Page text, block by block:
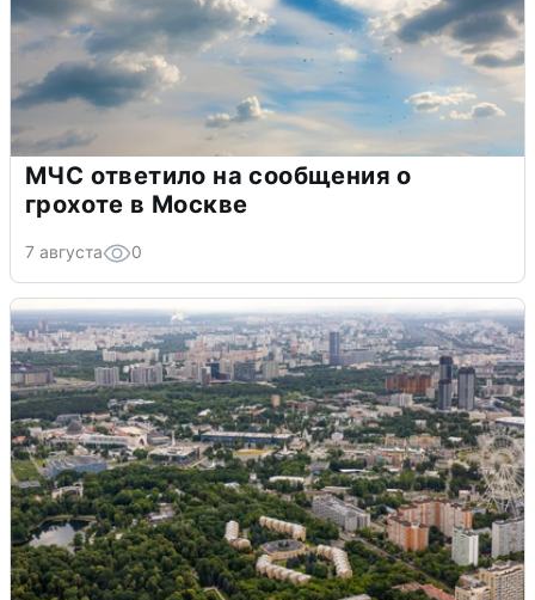
МЧС ответило на сообщения о
грохоте в Москве
7 августа 0